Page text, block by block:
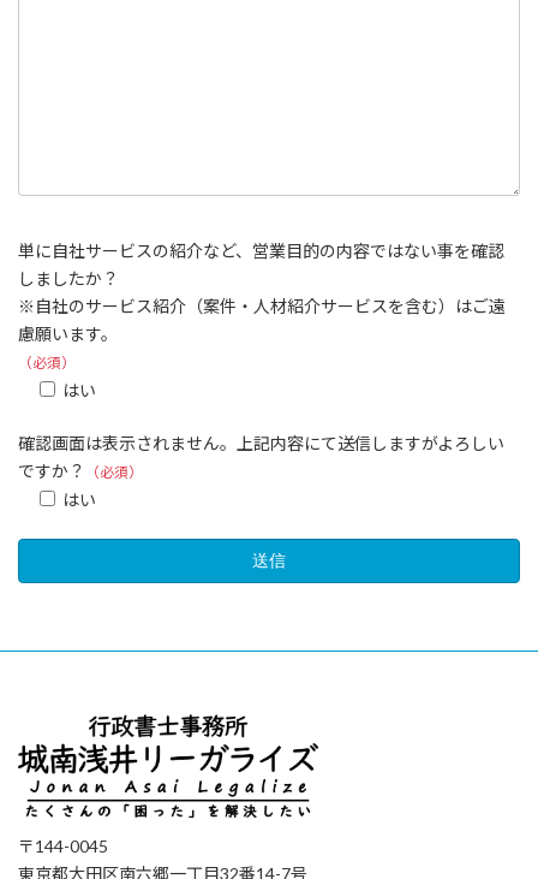
単に自社サービスの紹介など、営業目的の内容ではない事を確認
しましたか？
※自社のサービス紹介（案件・人材紹介サービスを含む）はご遠
慮願います。
（必須）
はい
確認画面は表示されません。上記内容にて送信しますがよろしい
ですか？
（必須）
はい
〒144-0045
東京都大田区南六郷一丁目32番14-7号